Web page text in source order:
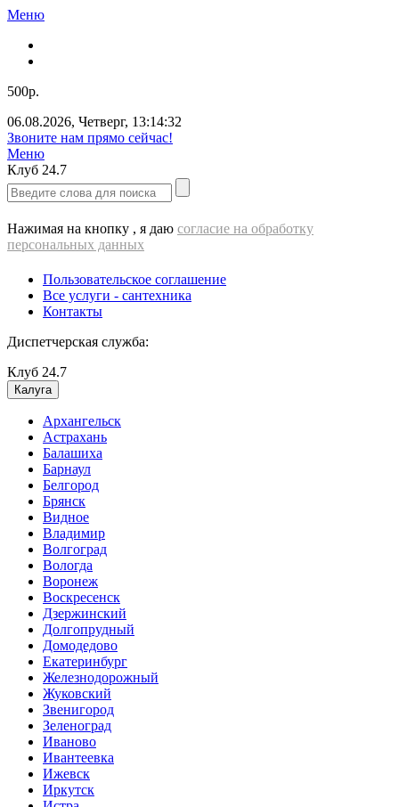
Меню
500р.
06.08.2026, Четверг, 13:14:33
Звоните нам прямо сейчас!
Меню
Клуб 24.7
Нажимая на кнопку , я даю согласие на обработку
персональных данных
Пользовательское соглашение
Все услуги - cантехника
Контакты
Диспетчерская служба:
Клуб 24.7
Калуга
Архангельск
Астрахань
Балашиха
Барнаул
Белгород
Брянск
Видное
Владимир
Волгоград
Вологда
Воронеж
Воскресенск
Дзержинский
Долгопрудный
Домодедово
Екатеринбург
Железнодорожный
Жуковский
Звенигород
Зеленоград
Иваново
Ивантеевка
Ижевск
Иркутск